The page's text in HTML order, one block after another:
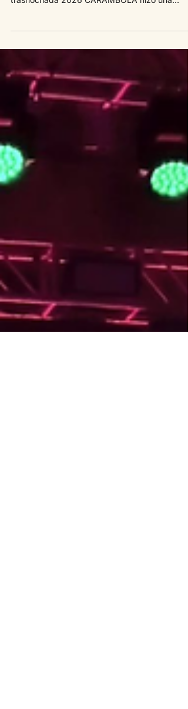
Mendez LA TRASNOCHADA Y SU GENTE La
función similar a la de su primera pasada. La
Revista tiene en su banda musical el potencial
para desarrollar un show que en ese rubro es
absolutamente impecable. El texto tiene
demasiados altibajos que no le permiten
definitivamente está historia llena de buenas
intenciones y escasos aciertos humorísticos
como pretende. Un conjunto grande que en
temporada